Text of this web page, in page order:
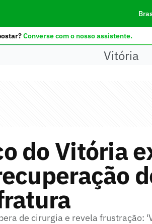
Converse com o nosso assistente.
Vitória
do Vitória
de cirurgia e revela frustração: